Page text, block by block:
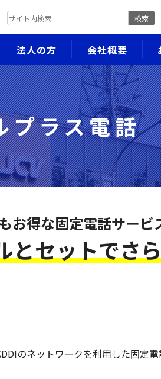
検索
法人の方 会社概要
プラス電話
お得な固定電話サービ
セットでさ
のネットワークを利用した固定